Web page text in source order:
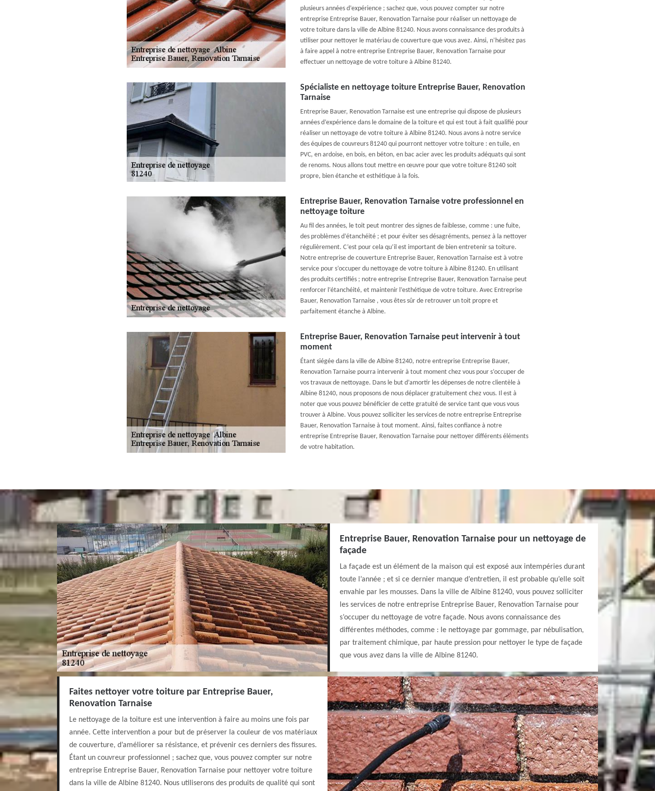
plusieurs années d’expérience ; sachez que, vous pouvez compter sur notre
entreprise Entreprise Bauer, Renovation Tarnaise pour réaliser un nettoyage de
votre toiture dans la ville de Albine 81240. Nous avons connaissance des produits à
utiliser pour nettoyer le matériau de couverture que vous avez. Ainsi, n’hésitez pas
à faire appel à notre entreprise Entreprise Bauer, Renovation Tarnaise pour
effectuer un nettoyage de votre toiture à Albine 81240.
Spécialiste en nettoyage toiture Entreprise Bauer, Renovation
Tarnaise
Entreprise Bauer, Renovation Tarnaise est une entreprise qui dispose de plusieurs
années d’expérience dans le domaine de la toiture et qui est tout à fait qualifié pour
réaliser un nettoyage de votre toiture à Albine 81240. Nous avons à notre service
des équipes de couvreurs 81240 qui pourront nettoyer votre toiture : en tuile, en
PVC, en ardoise, en bois, en béton, en bac acier avec les produits adéquats qui sont
de renoms. Nous allons tout mettre en œuvre pour que votre toiture 81240 soit
propre, bien étanche et esthétique à la fois.
Entreprise Bauer, Renovation Tarnaise votre professionnel en
nettoyage toiture
Au fil des années, le toit peut montrer des signes de faiblesse, comme : une fuite,
des problèmes d’étanchéité ; et pour éviter ses désagréments, pensez à la nettoyer
régulièrement. C’est pour cela qu’il est important de bien entretenir sa toiture.
Notre entreprise de couverture Entreprise Bauer, Renovation Tarnaise est à votre
service pour s’occuper du nettoyage de votre toiture à Albine 81240. En utilisant
des produits certifiés ; notre entreprise Entreprise Bauer, Renovation Tarnaise peut
renforcer l’étanchéité, et maintenir l’esthétique de votre toiture. Avec Entreprise
Bauer, Renovation Tarnaise , vous êtes sûr de retrouver un toit propre et
parfaitement étanche à Albine.
Entreprise Bauer, Renovation Tarnaise peut intervenir à tout
moment
Étant siégée dans la ville de Albine 81240, notre entreprise Entreprise Bauer,
Renovation Tarnaise pourra intervenir à tout moment chez vous pour s’occuper de
vos travaux de nettoyage. Dans le but d’amortir les dépenses de notre clientèle à
Albine 81240, nous proposons de nous déplacer gratuitement chez vous. Il est à
noter que vous pouvez bénéficier de cette gratuité de service tant que vous vous
trouver à Albine. Vous pouvez solliciter les services de notre entreprise Entreprise
Bauer, Renovation Tarnaise à tout moment. Ainsi, faites confiance à notre
entreprise Entreprise Bauer, Renovation Tarnaise pour nettoyer différents éléments
de votre habitation.
Entreprise Bauer, Renovation Tarnaise pour un nettoyage de
façade
La façade est un élément de la maison qui est exposé aux intempéries durant
toute l’année ; et si ce dernier manque d’entretien, il est probable qu’elle soit
envahie par les mousses. Dans la ville de Albine 81240, vous pouvez solliciter
les services de notre entreprise Entreprise Bauer, Renovation Tarnaise pour
s’occuper du nettoyage de votre façade. Nous avons connaissance des
différentes méthodes, comme : le nettoyage par gommage, par nébulisation,
par traitement chimique, par haute pression pour nettoyer le type de façade
que vous avez dans la ville de Albine 81240.
Faites nettoyer votre toiture par Entreprise Bauer,
Renovation Tarnaise
Le nettoyage de la toiture est une intervention à faire au moins une fois par
année. Cette intervention a pour but de préserver la couleur de vos matériaux
de couverture, d’améliorer sa résistance, et prévenir ces derniers des fissures.
Étant un couvreur professionnel ; sachez que, vous pouvez compter sur notre
entreprise Entreprise Bauer, Renovation Tarnaise pour nettoyer votre toiture
dans la ville de Albine 81240. Nous utiliserons des produits de qualité qui sont